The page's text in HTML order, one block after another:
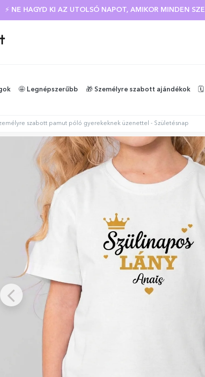
⚡ NE HAGYD KI AZ UTOLSÓ NAPOT, AMIKOR MINDEN
🤩 Legnépszerűbb 🎁 Személyre szabott ajándékok 🗓️
szabott pamut póló gyerekeknek üzenettel - Születésnap